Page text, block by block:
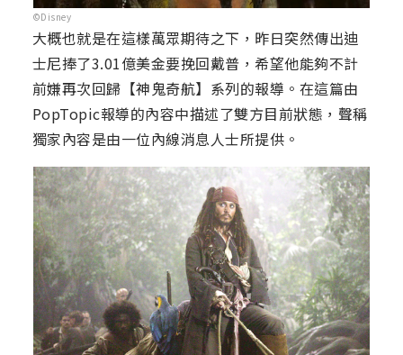
©Disney
大概也就是在這樣萬眾期待之下，昨日突然傳出迪
士尼捧了3.01億美金要挽回戴普，希望他能夠不計
前嫌再次回歸【神鬼奇航】系列的報導。在這篇由
PopTopic報導的內容中描述了雙方目前狀態，聲稱
獨家內容是由一位內線消息人士所提供。